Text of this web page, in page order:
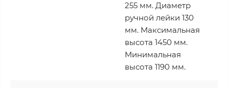
255 мм. Диаметр
ручной лейки 130
мм. Максимальная
высота 1450 мм.
Минимальная
высота 1190 мм.